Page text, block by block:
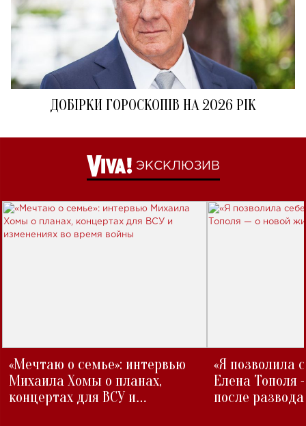
ДОБІРКИ ГОРОСКОПІВ НА 2026 РІК
ЭКСКЛЮЗИВ
«Мечтаю о семье»: интервью
Михаила Хомы о планах,
концертах для ВСУ и
«Я позволила
Елена Тополя
после развода